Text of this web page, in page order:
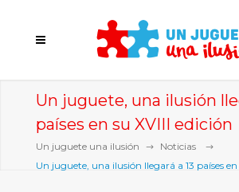
Un juguete, una ilusión
países en su XVIII edición
Un juguete una ilusión
Noticias
Un juguete, una ilusión llegará a 13 países en